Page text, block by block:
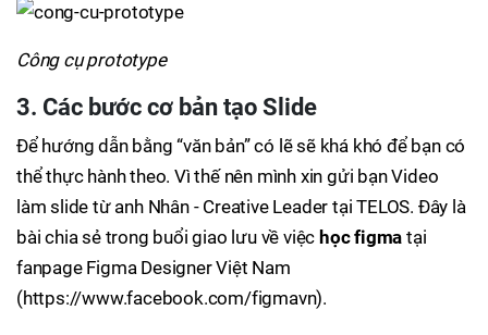
Công cụ prototype
3. Các bước cơ bản tạo Slide
Để hướng dẫn bằng “văn bản” có lẽ sẽ khá khó để bạn có
thể thực hành theo. Vì thế nên mình xin gửi bạn Video
làm slide từ anh Nhân - Creative Leader tại TELOS. Đây là
bài chia sẻ trong buổi giao lưu về việc học figma tại
fanpage Figma Designer Việt Nam
(https://www.facebook.com/figmavn).